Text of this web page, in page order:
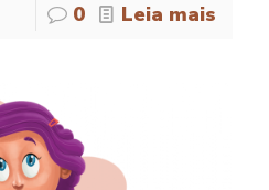
0 Leia mais